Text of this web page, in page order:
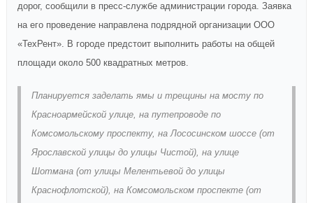
дорог, сообщили в пресс-службе администрации города. Заявка
на его проведение направлена подрядной организации ООО
«ТехРент». В городе предстоит выполнить работы на общей
площади около 500 квадратных метров.
Планируется заделать ямы и трещины на мосту по
Красноармейской улице, на путепроводе по
Комсомольскому проспекту, на Лососинском шоссе (от
Ярославской улицы до улицы Чистой), на улице
Шотмана (от улицы Мелентьевой до улицы
Краснофлотской), на Комсомольском проспекте (от